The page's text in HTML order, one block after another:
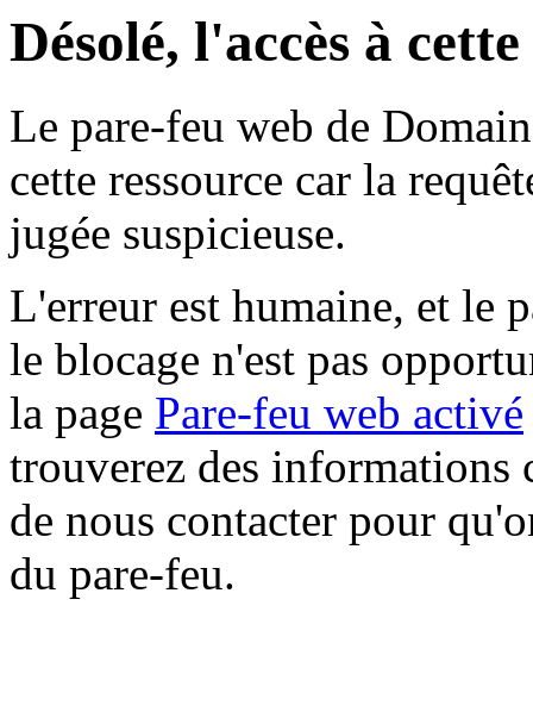
Désolé, l'accès à
Le pare-feu web de
cette ressource car la
jugée suspicieuse.
L'erreur est humaine, et le
le blocage n'est pas
la page Pare-feu web activé
trouverez des informations
de nous contacter pour
du pare-feu.